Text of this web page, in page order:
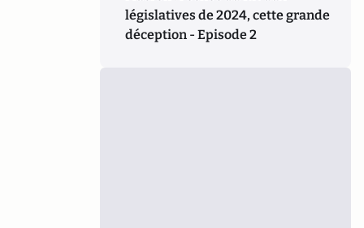
législatives de 2024, cette grande
déception - Episode 2